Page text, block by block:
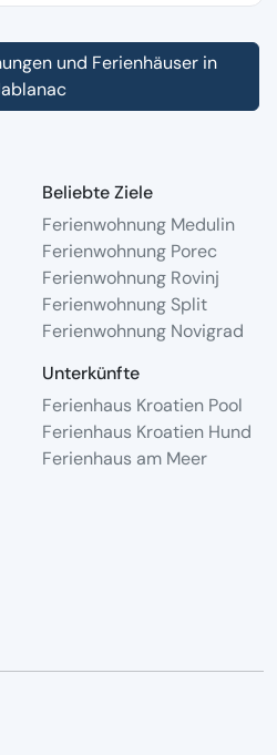
und Ferienhäuser in
Beliebte Ziele
Ferienwohnung Medulin
Ferienwohnung Porec
Ferienwohnung Rovinj
Ferienwohnung Split
Ferienwohnung Novigrad
Unterkünfte
Ferienhaus Kroatien Pool
Ferienhaus Kroatien Hund
Ferienhaus am Meer